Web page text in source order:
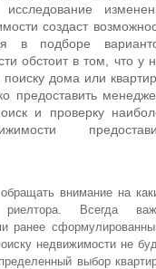
создаст
в подборе
обстоит в том, что у
дома или
предоставить
и проверку
внимание на
Всегда
ранее
недвижимости не
выбор